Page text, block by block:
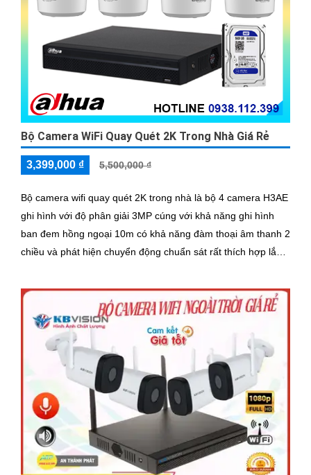
Bộ Camera WiFi Quay Quét 2K Trong Nhà Giá Rẻ
3,399,000 ₫ 5,500,000 ₫
Bộ camera wifi quay quét 2K trong nhà là bộ 4 camera H3AE
ghi hình với độ phân giải 3MP cúng với khả năng ghi hình
ban đem hồng ngoại 10m có khả năng đàm thoại âm thanh 2
chiều và phát hiện chuyển động chuẩn sát rất thích hợp lắp
cầu camera vừa có thể giám sát đêm vừa có thể đàm thoại
được âm thanh 2 chiều.